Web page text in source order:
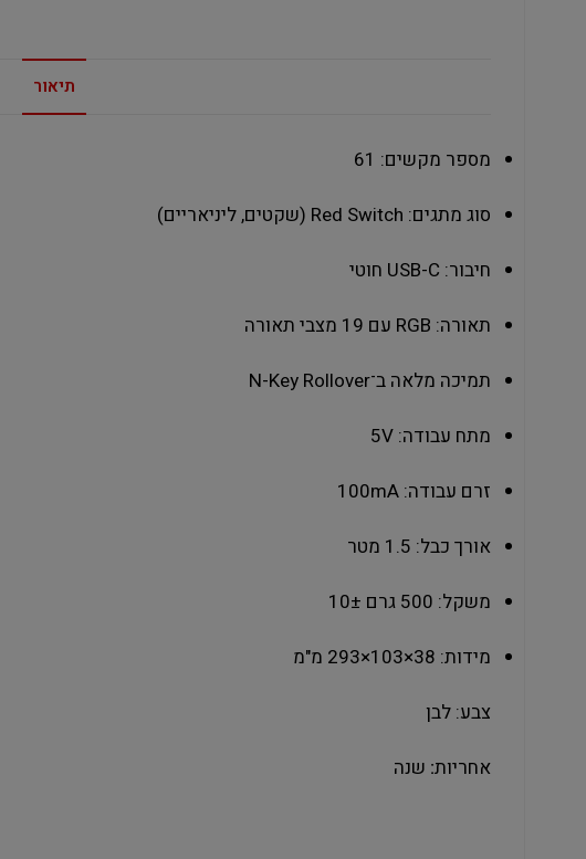
תיאור
מספר מקשים: ‎61‎
סוג מתגים: ‎Red Switch‎ (שקטים, ליניאריים)
חיבור: ‎USB-C‎ חוטי
תאורה: ‎RGB‎ עם ‎19‎ מצבי תאורה
תמיכה מלאה ב־‎N-Key Rollover‎
מתח עבודה: ‎5V‎
זרם עבודה: ‎100mA‎
אורך כבל: ‎1.5‎ מטר
משקל: ‎500‎ גרם ±‎10‎
מידות: ‎293×103×38‎ מ"מ
צבע: לבן
אחריות: שנה